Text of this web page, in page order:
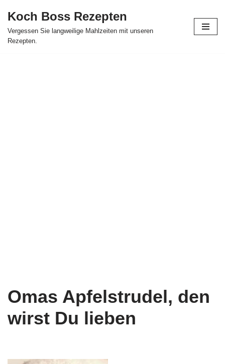
Skip
to
Koch Boss Rezepten
Vergessen Sie langweilige Mahlzeiten mit unseren
Rezepten.
Omas Apfelstrudel, den
wirst Du lieben